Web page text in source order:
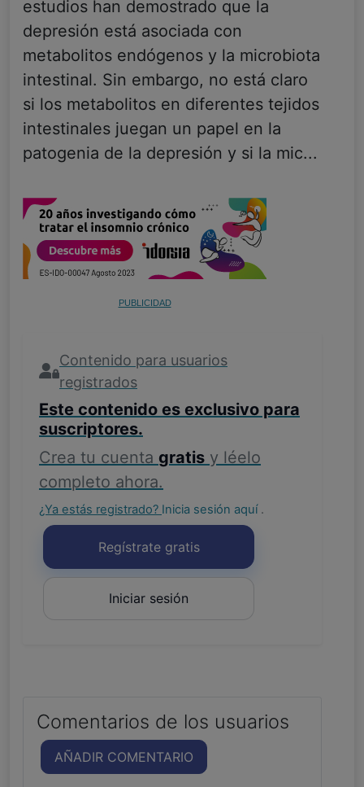
estudios han demostrado que la
depresión está asociada con
metabolitos endógenos y la microbiota
intestinal. Sin embargo, no está claro
si los metabolitos en diferentes tejidos
intestinales juegan un papel en la
patogenia de la depresión y si la mic...
PUBLICIDAD
Contenido para usuarios
registrados
Este contenido es exclusivo para
suscriptores.
Crea tu cuenta gratis y léelo
completo ahora.
¿Ya estás registrado? Inicia sesión aquí .
Regístrate gratis
Iniciar sesión
Comentarios de los usuarios
AÑADIR COMENTARIO